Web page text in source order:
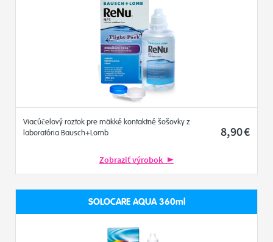
Viacúčelový roztok pre mäkké kontaktné šošovky z
laboratória Bausch+Lomb
8,90€
Zobraziť výrobok
SOLOCARE AQUA 360ml